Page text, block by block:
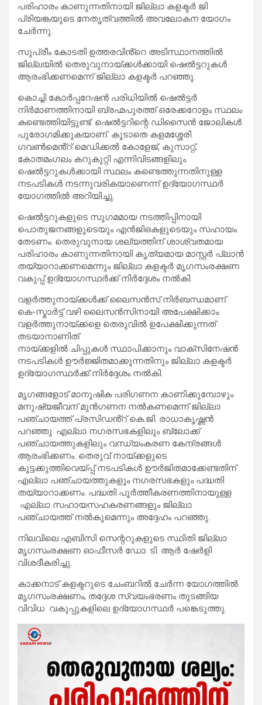
പരിഹാരം കാണുന്നതിനായി ജില്ലാ കളക്ടർ ജി
പ്രിയങ്കയുടെ നേതൃത്വത്തിൽ അവലോകന യോഗം
ചേർന്നു.
സുപ്രീം കോടതി ഉത്തരവിൻ്റെ അടിസ്ഥാനത്തിൽ
ജില്ലയിൽ തെരുവുനായ്ക്കൾക്കായി ഷെൽട്ടറുകൾ
ആരംഭിക്കണമെന്ന് ജില്ലാ കളക്ടർ പറഞ്ഞു.
​കൊച്ചി കോർപ്പറേഷൻ പരിധിയിൽ ഷെൽട്ടർ
നിർമാണത്തിനായി ബ്രഹ്മപുരത്ത് ഒരേക്കറോളം സ്ഥലം
കണ്ടെത്തിയിട്ടുണ്ട്. ഷെൽട്ടറിന്റെ ഡിസൈൻ ജോലികൾ
പുരോഗമിക്കുകയാണ്. കൂടാതെ കളമശ്ശേരി
ഗവൺമെൻ്റ് മെഡിക്കൽ കോളേജ്, കുസാറ്റ്,
കോതമംഗലം കറുകുറ്റി എന്നിവിടങ്ങളിലും
ഷെൽട്ടറുകൾക്കായി സ്ഥലം കണ്ടെത്തുന്നതിനുള്ള
നടപടികൾ നടന്നുവരികയാണെന്ന് ഉദ്യോഗസ്ഥർ
യോഗത്തിൽ അറിയിച്ചു.
ഷെൽട്ടറുകളുടെ സുഗമമായ നടത്തിപ്പിനായി
പൊതുജനങ്ങളുടെയും എൻജിഒകളുടെയും സഹായം
തേടണം. തെരുവുനായ ശല്യത്തിന് ശാശ്വതമായ
പരിഹാരം കാണുന്നതിനായി കൃത്യമായ മാസ്റ്റർ പ്ലാൻ
തയ്യാറാക്കണമെന്നും ജില്ലാ കളക്ടർ മൃഗസംരക്ഷണ
വകുപ്പ് ഉദ്യോഗസ്ഥർക്ക് നിർദ്ദേശം നൽകി.
വളർത്തുനായ്ക്കൾക്ക് ലൈസൻസ് നിർബന്ധമാണ്.
കെ-സ്മാർട്ട് വഴി ലൈസൻസിനായി അപേക്ഷിക്കാം.
വളർത്തുനായ്ക്കളെ തെരുവിൽ ഉപേക്ഷിക്കുന്നത്
തടയാനാണിത്.
നായ്ക്കളിൽ ചിപ്പുകൾ സ്ഥാപിക്കാനും വാക്സിനേഷൻ
നടപടികൾ ഊർജ്ജിതമാക്കുന്നതിനും ജില്ലാ കളക്ടർ
ഉദ്യോഗസ്ഥർക്ക് നിർദ്ദേശം നൽകി.
മൃഗങ്ങളോട് മാനുഷിക പരിഗണന കാണിക്കുമ്പോഴും
മനുഷ്യജീവന് മുൻഗണന നൽകണമെന്ന് ജില്ലാ
പഞ്ചായത്ത് പ്രസിഡൻ്റ് കെ.ജി. രാധാകൃഷ്ണൻ
പറഞ്ഞു. എല്ലാ നഗരസഭകളിലും ബ്ലോക്ക്
പഞ്ചായത്തുകളിലും വന്ധ്യംകരണ കേന്ദ്രങ്ങൾ
ആരംഭിക്കണം. തെരുവ് നായ്ക്കളുടെ
കൂട്ടക്കുത്തിവെയ്പ്പ് നടപടികൾ ഊർജിതമാക്കേണ്ടതിന്
എല്ലാ പഞ്ചായത്തുകളും നഗരസഭകളും പദ്ധതി
തയ്യാറാക്കണം. പദ്ധതി പൂർത്തീകരണത്തിനായുള്ള
എല്ലാ സഹായസഹകരണങ്ങളും ജില്ലാ
പഞ്ചായത്ത്‌ നൽകുമെന്നും അദ്ദേഹം പറഞ്ഞു.
നിലവിലെ എബിസി സെന്ററുകളുടെ സ്ഥിതി ജില്ലാ
മൃഗസംരക്ഷണ ഓഫീസർ ഡോ. ടി. ആർ ഷേർളി
വിശദീകരിച്ചു.
കാക്കനാട് കളക്ടറുടെ ചേംബറിൽ ചേർന്ന യോഗത്തിൽ
മൃഗസംരക്ഷണം, തദ്ദേശ സ്വയംഭരണം തുടങ്ങിയ
വിവിധ വകുപ്പുകളിലെ ഉദ്യോഗസ്ഥർ പങ്കെടുത്തു.